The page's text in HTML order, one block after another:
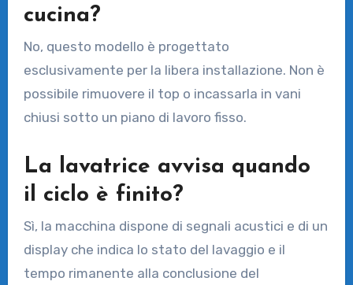
cucina?
No, questo modello è progettato
esclusivamente per la libera installazione. Non è
possibile rimuovere il top o incassarla in vani
chiusi sotto un piano di lavoro fisso.
La lavatrice avvisa quando
il ciclo è finito?
Sì, la macchina dispone di segnali acustici e di un
display che indica lo stato del lavaggio e il
tempo rimanente alla conclusione del